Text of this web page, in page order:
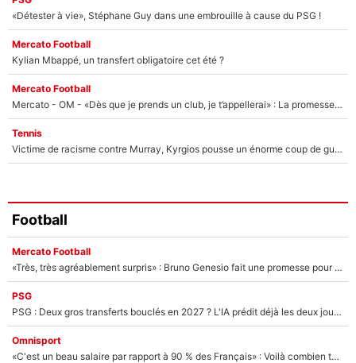
«Détester à vie», Stéphane Guy dans une embrouille à cause du PSG !
Mercato Football
Kylian Mbappé, un transfert obligatoire cet été ?
Mercato Football
Mercato - OM - «Dès que je prends un club, je t’appellerai» : La promesse de Marcelino au moment de claquer la porte
Tennis
Victime de racisme contre Murray, Kyrgios pousse un énorme coup de gueule !
Football
Mercato Football
«Très, très agréablement surpris» : Bruno Genesio fait une promesse pour la suite du mercato de l’OM et rassure les supporters
PSG
PSG : Deux gros transferts bouclés en 2027 ? L'IA prédit déjà les deux joueurs qui pourraient rejoindre Luis Enrique !
Omnisport
«C'est un beau salaire par rapport à 90 % des Français» : Voilà combien touchait Nelson Monfort sur France Télévisions avant de rejoindre CNews